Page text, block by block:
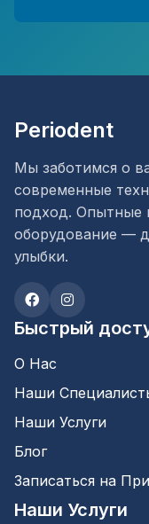
Periodent
Мы заботимся о
современные
подход. Опытные
оборудование —
улыбки.
Быстрый
О Нас
Наши
Наши Услуги
Блог
Записаться на
Наши Услуги